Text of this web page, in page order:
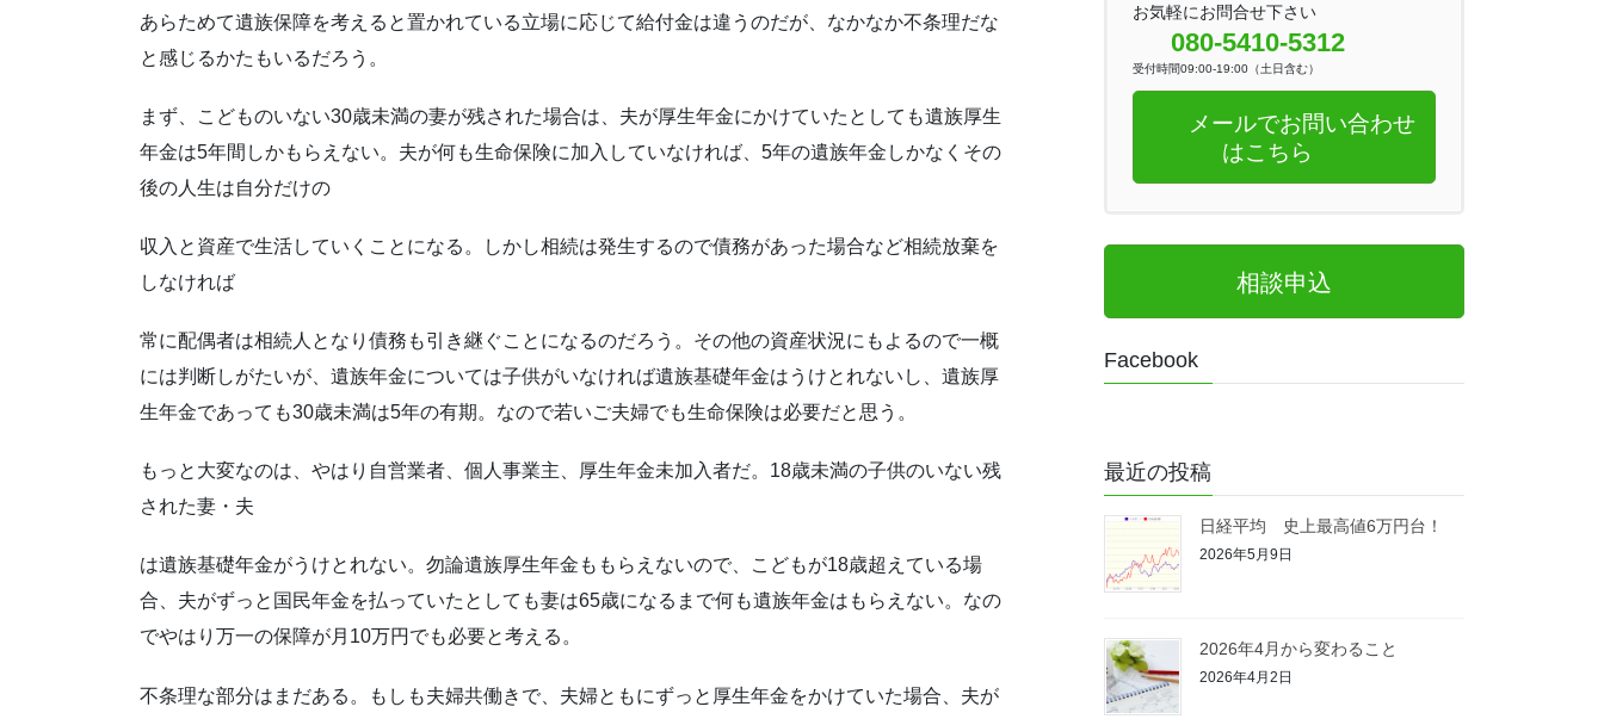
あらためて遺族保障を考えると置かれている立場に応じて給付金は違うのだが、なかなか不条理だな
と感じるかたもいるだろう。
まず、こどものいない30歳未満の妻が残された場合は、夫が厚生年金にかけていたとしても遺族厚生
年金は5年間しかもらえない。夫が何も生命保険に加入していなければ、5年の遺族年金しかなくその
後の人生は自分だけの
収入と資産で生活していくことになる。しかし相続は発生するので債務があった場合など相続放棄を
しなければ
常に配偶者は相続人となり債務も引き継ぐことになるのだろう。その他の資産状況にもよるので一概
には判断しがたいが、遺族年金については子供がいなければ遺族基礎年金はうけとれないし、遺族厚
生年金であっても30歳未満は5年の有期。なので若いご夫婦でも生命保険は必要だと思う。
もっと大変なのは、やはり自営業者、個人事業主、厚生年金未加入者だ。18歳未満の子供のいない残
された妻・夫
は遺族基礎年金がうけとれない。勿論遺族厚生年金ももらえないので、こどもが18歳超えている場
合、夫がずっと国民年金を払っていたとしても妻は65歳になるまで何も遺族年金はもらえない。なの
でやはり万一の保障が月10万円でも必要と考える。
不条理な部分はまだある。もしも夫婦共働きで、夫婦ともにずっと厚生年金をかけていた場合、夫が
お気軽にお問合せ下さい
080-5410-5312
受付時間09:00-19:00（土日含む）
メールでお問い合わせ
はこちら
相談申込
Facebook
最近の投稿
日経平均 史上最高値6万円台！
2026年5月9日
2026年4月から変わること
2026年4月2日